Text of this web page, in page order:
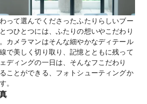
って選んでくださったふたりらしいブー
つひとつには、ふたりの想いやこだわり
カメラマンはそんな細やかなディテール
で美しく切り取り、記憶とともに残って
ディングの一日は、そんなフこだわり
ことができる、フォトシューティングか
。